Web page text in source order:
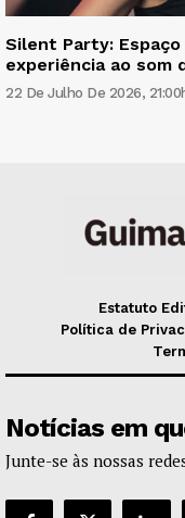
Silent Party:
experiência ao som
22 De Julho De 2026,
Estatuto
Política de
Notícias em
Junte-se às nossas